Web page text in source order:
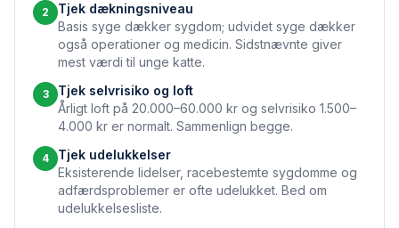
2
Tjek dækningsniveau
Basis syge dækker sygdom; udvidet syge dækker
også operationer og medicin. Sidstnævnte giver
mest værdi til unge katte.
3
Tjek selvrisiko og loft
Årligt loft på 20.000–60.000 kr og selvrisiko 1.500–
4.000 kr er normalt. Sammenlign begge.
4
Tjek udelukkelser
Eksisterende lidelser, race­bestemte sygdomme og
adfærdsproblemer er ofte udelukket. Bed om
udelukkelsesliste.